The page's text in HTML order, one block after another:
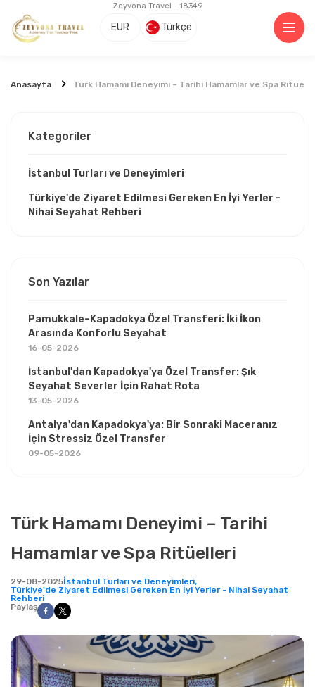
Zeyvona Travel - 18349
EUR Türkçe
Anasayfa Türk Hamamı Deneyimi – Tarihi Hamamlar ve Spa
Türk Hamamı Deneyimi – Tarihi
Hamamlar ve Spa Ritüelleri
29-08-2025İstanbul Turları ve Deneyimleri,
Türkiye'de Ziyaret Edilmesi Gereken En İyi Yerler - Nihai Seyahat
Rehberi
Paylaş
Kategoriler
İstanbul Turları ve Deneyimleri
Türkiye'de Ziyaret Edilmesi Gereken En İyi Yerler -
Nihai Seyahat Rehberi
Son Yazılar
Pamukkale–Kapadokya Özel Transferi: İki İkon
Arasında Konforlu Seyahat
16-05-2026
İstanbul'dan Kapadokya'ya Özel Transfer: Şık
Seyahat Severler İçin Rahat Rota
13-05-2026
Antalya'dan Kapadokya'ya: Bir Sonraki Maceranız
İçin Stressiz Özel Transfer
09-05-2026